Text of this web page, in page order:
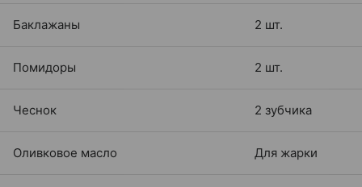
Баклажаны 2 шт.
Помидоры 2 шт.
Чеснок 2 зубчика
Оливковое масло Для жарки